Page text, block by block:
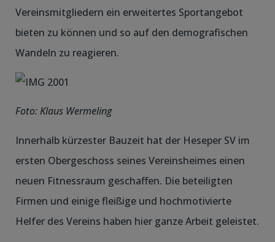
Vereinsmitgliedern ein erweitertes Sportangebot
bieten zu können und so auf den demografischen
Wandeln zu reagieren.
Foto: Klaus Wermeling
Innerhalb kürzester Bauzeit hat der Heseper SV im
ersten Obergeschoss seines Vereinsheimes einen
neuen Fitnessraum geschaffen. Die beteiligten
Firmen und einige fleißige und hochmotivierte
Helfer des Vereins haben hier ganze Arbeit geleistet.